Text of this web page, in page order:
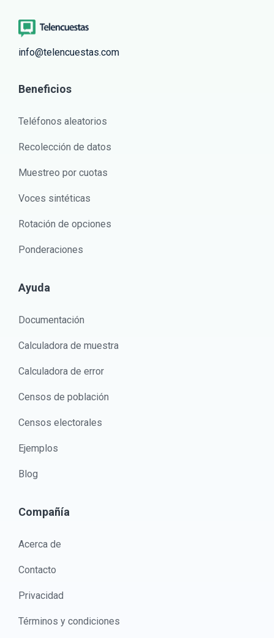
info@telencuestas.com
Beneficios
Teléfonos aleatorios
Recolección de datos
Muestreo por cuotas
Voces sintéticas
Rotación de opciones
Ponderaciones
Ayuda
Documentación
Calculadora de muestra
Calculadora de error
Censos de población
Censos electorales
Ejemplos
Blog
Compañía
Acerca de
Contacto
Privacidad
Términos y condiciones